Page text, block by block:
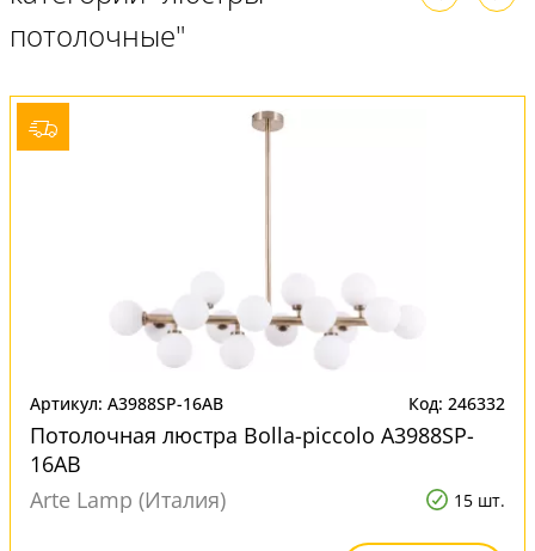
потолочные"
Артикул: A3988SP-16AB Код: 246332
Потолочная люстра Bolla-piccolo A3988SP-
16AB
Arte Lamp (Италия)
15 шт.